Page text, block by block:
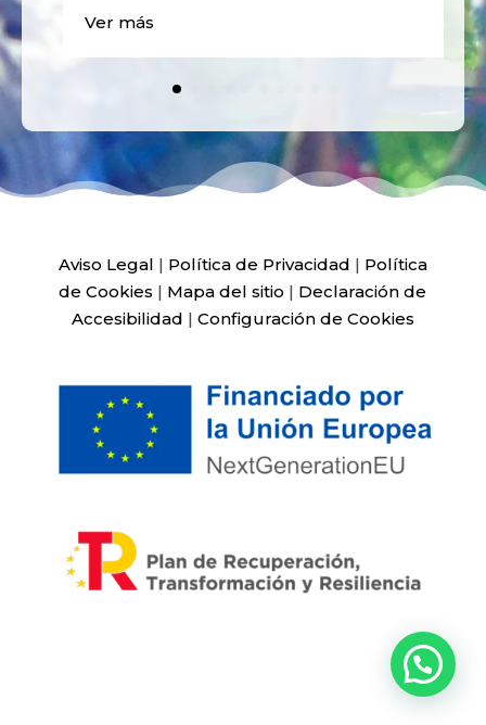
Ver más
Aviso Legal | Política de Privacidad | Política
de Cookies | Mapa del sitio | Declaración de
Accesibilidad | Configuración de Cookies